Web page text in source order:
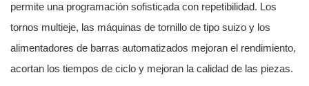
permite una programación sofisticada con repetibilidad. Los
tornos multieje, las máquinas de tornillo de tipo suizo y los
alimentadores de barras automatizados mejoran el rendimiento,
acortan los tiempos de ciclo y mejoran la calidad de las piezas.